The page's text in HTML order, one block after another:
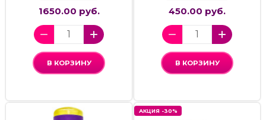
1650.00 руб.
В КОРЗИНУ
450.00 руб.
В КОРЗИНУ
АКЦИЯ -30%